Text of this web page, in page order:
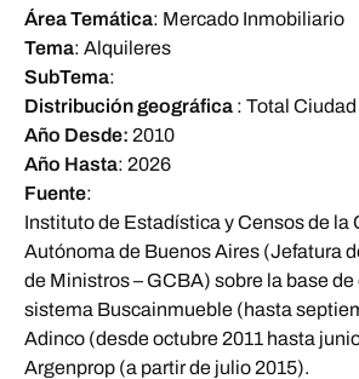
Área Temática: Mercado Inmobiliario
Tema: Alquileres
SubTema:
Distribución geográfica : Total Ciudad
Año Desde: 2010
Año Hasta: 2026
Fuente:
Instituto de Estadística y Censos de la
Autónoma de Buenos Aires (Jefatura
de Ministros – GCBA) sobre la base de
sistema Buscainmueble (hasta
Adinco (desde octubre 2011 hasta
Argenprop (a partir de julio 2015).